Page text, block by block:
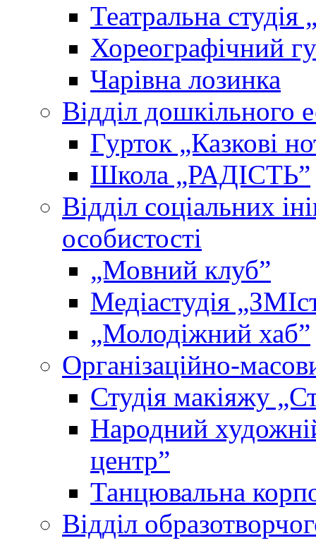
Театральна студія
Хореографічний
Чарівна лозинка
Відділ дошкільного
Гурток „Казкові
Школа „РАДІСТЬ”
Відділ соціальних
особистості
„Мовний клубˮ
Медіастудія
„Молодіжний хабˮ
Організаційно-
Студія макіяжу
Народний
центр”
Танцювальна
Відділ